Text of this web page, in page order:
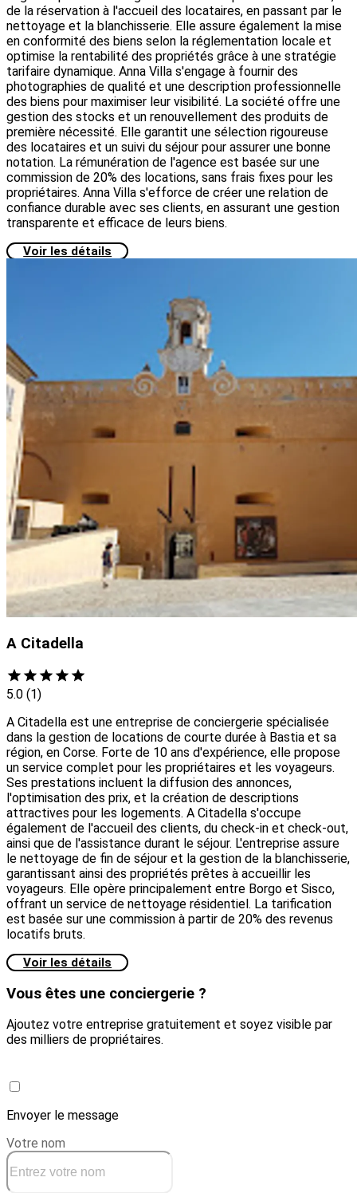
de la réservation à l'accueil des locataires, en passant par le
nettoyage et la blanchisserie. Elle assure également la mise
en conformité des biens selon la réglementation locale et
optimise la rentabilité des propriétés grâce à une stratégie
tarifaire dynamique. Anna Villa s'engage à fournir des
photographies de qualité et une description professionnelle
des biens pour maximiser leur visibilité. La société offre une
gestion des stocks et un renouvellement des produits de
première nécessité. Elle garantit une sélection rigoureuse
des locataires et un suivi du séjour pour assurer une bonne
notation. La rémunération de l'agence est basée sur une
commission de 20% des locations, sans frais fixes pour les
propriétaires. Anna Villa s'efforce de créer une relation de
confiance durable avec ses clients, en assurant une gestion
transparente et efficace de leurs biens.
Voir les détails
A Citadella
5.0 (1)
A Citadella est une entreprise de conciergerie spécialisée
dans la gestion de locations de courte durée à Bastia et sa
région, en Corse. Forte de 10 ans d'expérience, elle propose
un service complet pour les propriétaires et les voyageurs.
Ses prestations incluent la diffusion des annonces,
l'optimisation des prix, et la création de descriptions
attractives pour les logements. A Citadella s'occupe
également de l'accueil des clients, du check-in et check-out,
ainsi que de l'assistance durant le séjour. L'entreprise assure
le nettoyage de fin de séjour et la gestion de la blanchisserie,
garantissant ainsi des propriétés prêtes à accueillir les
voyageurs. Elle opère principalement entre Borgo et Sisco,
offrant un service de nettoyage résidentiel. La tarification
est basée sur une commission à partir de 20% des revenus
locatifs bruts.
Voir les détails
Vous êtes une conciergerie ?
Ajoutez votre entreprise gratuitement et soyez visible par
des milliers de propriétaires.
Envoyer le message
Votre nom